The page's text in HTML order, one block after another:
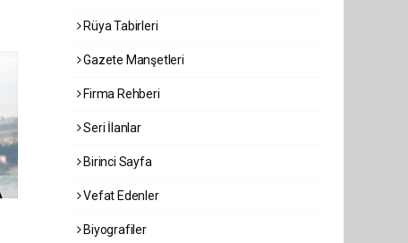
Rüya Tabirleri
Gazete Manşetleri
Firma Rehberi
Seri İlanlar
Birinci Sayfa
Vefat Edenler
Biyografiler